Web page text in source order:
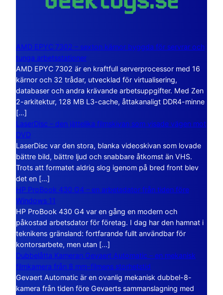
AMD EPYC 7302 – sexton kärnor byggda för servrar och
tunga arbetsstationer
AMD EPYC 7302 är en kraftfull serverprocessor med 16
kärnor och 32 trådar, utvecklad för virtualisering,
databaser och andra krävande arbetsuppgifter. Med Zen
2-arkitektur, 128 MB L3-cache, åttakanaligt DDR4-minne
[…]
LaserDisc – den jättelika filmskivan som visade vägen mot
DVD
LaserDisc var den stora, blanka videoskivan som lovade
bättre bild, bättre ljud och snabbare åtkomst än VHS.
Trots att formatet aldrig slog igenom på bred front blev
det en […]
HP ProBook 430 G4 – en arbetsdator från tiden före
Windows 11
HP ProBook 430 G4 var en gång en modern och
påkostad arbetsdator för företag. I dag har den hamnat i
teknikens gränsland: fortfarande fullt användbar för
kontorsarbete, men utan […]
Dubbelåtta Kameran Gevaert Automatic – en mekanisk
filmkamera från 8 mm-filmens storhetstid
Gevaert Automatic är en ovanlig mekanisk dubbel-8-
kamera från tiden före Gevaerts sammanslagning med